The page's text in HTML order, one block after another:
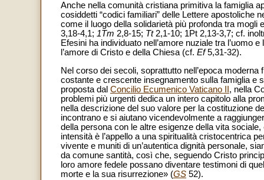
Anche nella comunità cristiana primitiva la famiglia
cosiddetti “codici familiari” delle Lettere apostoliche
come il luogo della solidarietà più profonda tra
3,18-4,1; 1Tm 2,8-15; Tt2,1-10; 1Pt 2,13-3,7; cf.
Efesini ha individuato nell’amore nuziale tra l’uomo
l’amore di Cristo e della Chiesa (cf. Ef5,31-32).
Nel corso dei secoli, soprattutto nell’epoca
costante e crescente insegnamento sulla famiglia e
proposta dal Concilio Ecumenico Vaticano II , nella
problemi più urgenti dedica un intero capitolo alla
nella descrizione del suo valore per la costituzione
incontrano e si aiutano vicendevolmente a
della persona con le altre esigenze della vita
intensità è l’appello a una spiritualità cristocentrica
vivente e muniti di un’autentica dignità personale,
da comune santità, così che, seguendo Cristo
loro amore fedele possano diventare testimoni di
morte e la sua risurrezione» (GS 52).